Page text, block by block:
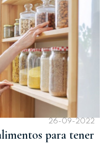
26-09-2022
para tener